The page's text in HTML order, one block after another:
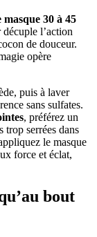
masque 30 à 45
décuple l’action
de douceur.
opère
puis à laver
sans sulfates.
, préférez un
trop serrées dans
le masque
force et éclat,
bout